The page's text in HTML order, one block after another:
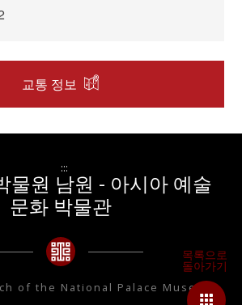
교통 정보
:::
물원 남원 - 아시아 예술
문화 박물관
of the National Palace Museum